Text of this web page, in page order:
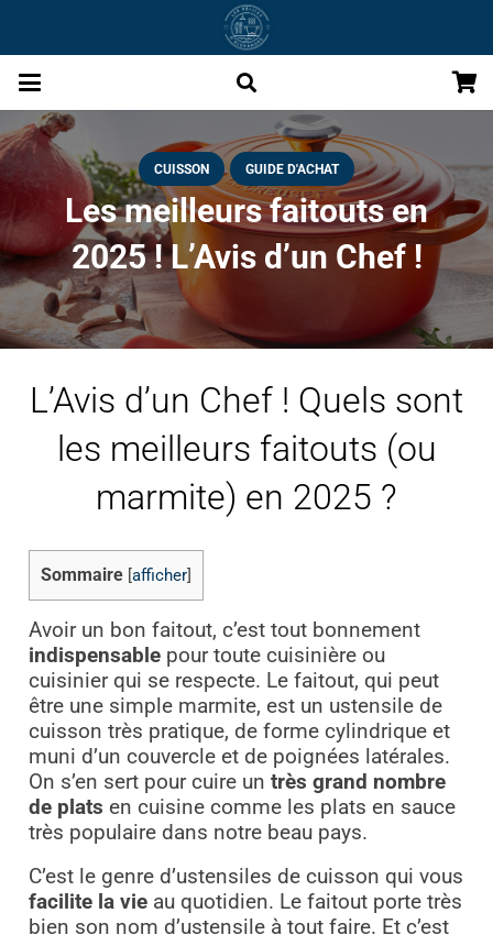
CUISSON GUIDE D'ACHAT
Les meilleurs faitouts en
2025 ! L’Avis d’un Chef !
L’Avis d’un Chef ! Quels sont
les meilleurs faitouts (ou
marmite) en 2025 ?
Sommaire afficher]
Avoir un bon faitout, c’est tout bonnement
indispensablepour toute cuisinière ou
cuisinier qui se respecte. Le faitout, qui peut
être une simple marmite, est un ustensile de
cuisson très pratique, de forme cylindrique et
muni d’un couvercle et de poignées latérales.
On s’en sert pour cuire un très grand nombre
de plats en cuisine comme les plats en sauce
très populaire dans notre beau pays.
C’est le genre d’ustensiles de cuisson qui vous
facilite la vieau quotidien. Le faitout porte très
bien son nom d’ustensile à tout faire. Et c’est